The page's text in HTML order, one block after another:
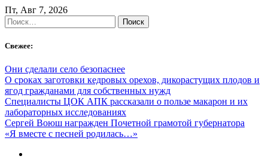
Skip
to
content
Пт, Авг 7, 2026
Найти:
Свежее:
Они сделали село безопаснее
О сроках заготовки кедровых орехов, дикорастущих плодов и
ягод гражданами для собственных нужд
Специалисты ЦОК АПК рассказали о пользе макарон и их
лабораторных исследованиях
Сергей Воюш награжден Почетной грамотой губернатора
«Я вместе с песней родилась…»